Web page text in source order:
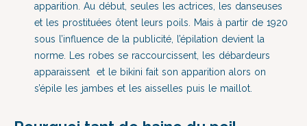
apparition. Au début, seules les actrices, les danseuses
et les prostituées ôtent leurs poils. Mais à partir de 1920
sous l’influence de la publicité, l’épilation devient la
norme. Les robes se raccourcissent, les débardeurs
apparaissent et le bikini fait son apparition alors on
s’épile les jambes et les aisselles puis le maillot.